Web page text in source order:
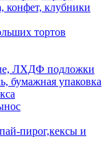
конфет, клубники
тортов
ЛХДФ подложки
бумажная упаковка
пирог,кексы и